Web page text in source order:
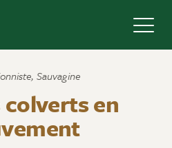
, Sauvagine
colverts en